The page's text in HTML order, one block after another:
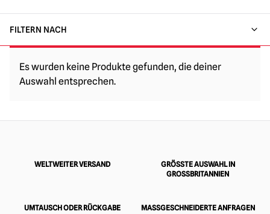
FILTERN NACH
Es wurden keine Produkte gefunden, die deiner
Auswahl entsprechen.
WELTWEITER VERSAND
GRÖSSTE AUSWAHL IN G
ROSSBRITANNIEN
UMTAUSCH ODER RÜCKGABE MASSGESCHNEIDERTE ANFRAGEN